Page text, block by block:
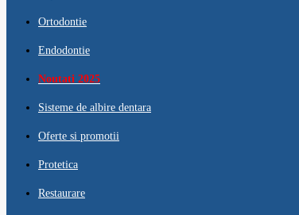
Ortodontie
Endodontie
Noutati 2025
Sisteme de albire dentara
Oferte si promotii
Protetica
Restaurare